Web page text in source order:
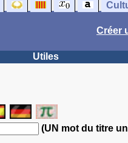
Créer
Utiles
(UN mot du titre